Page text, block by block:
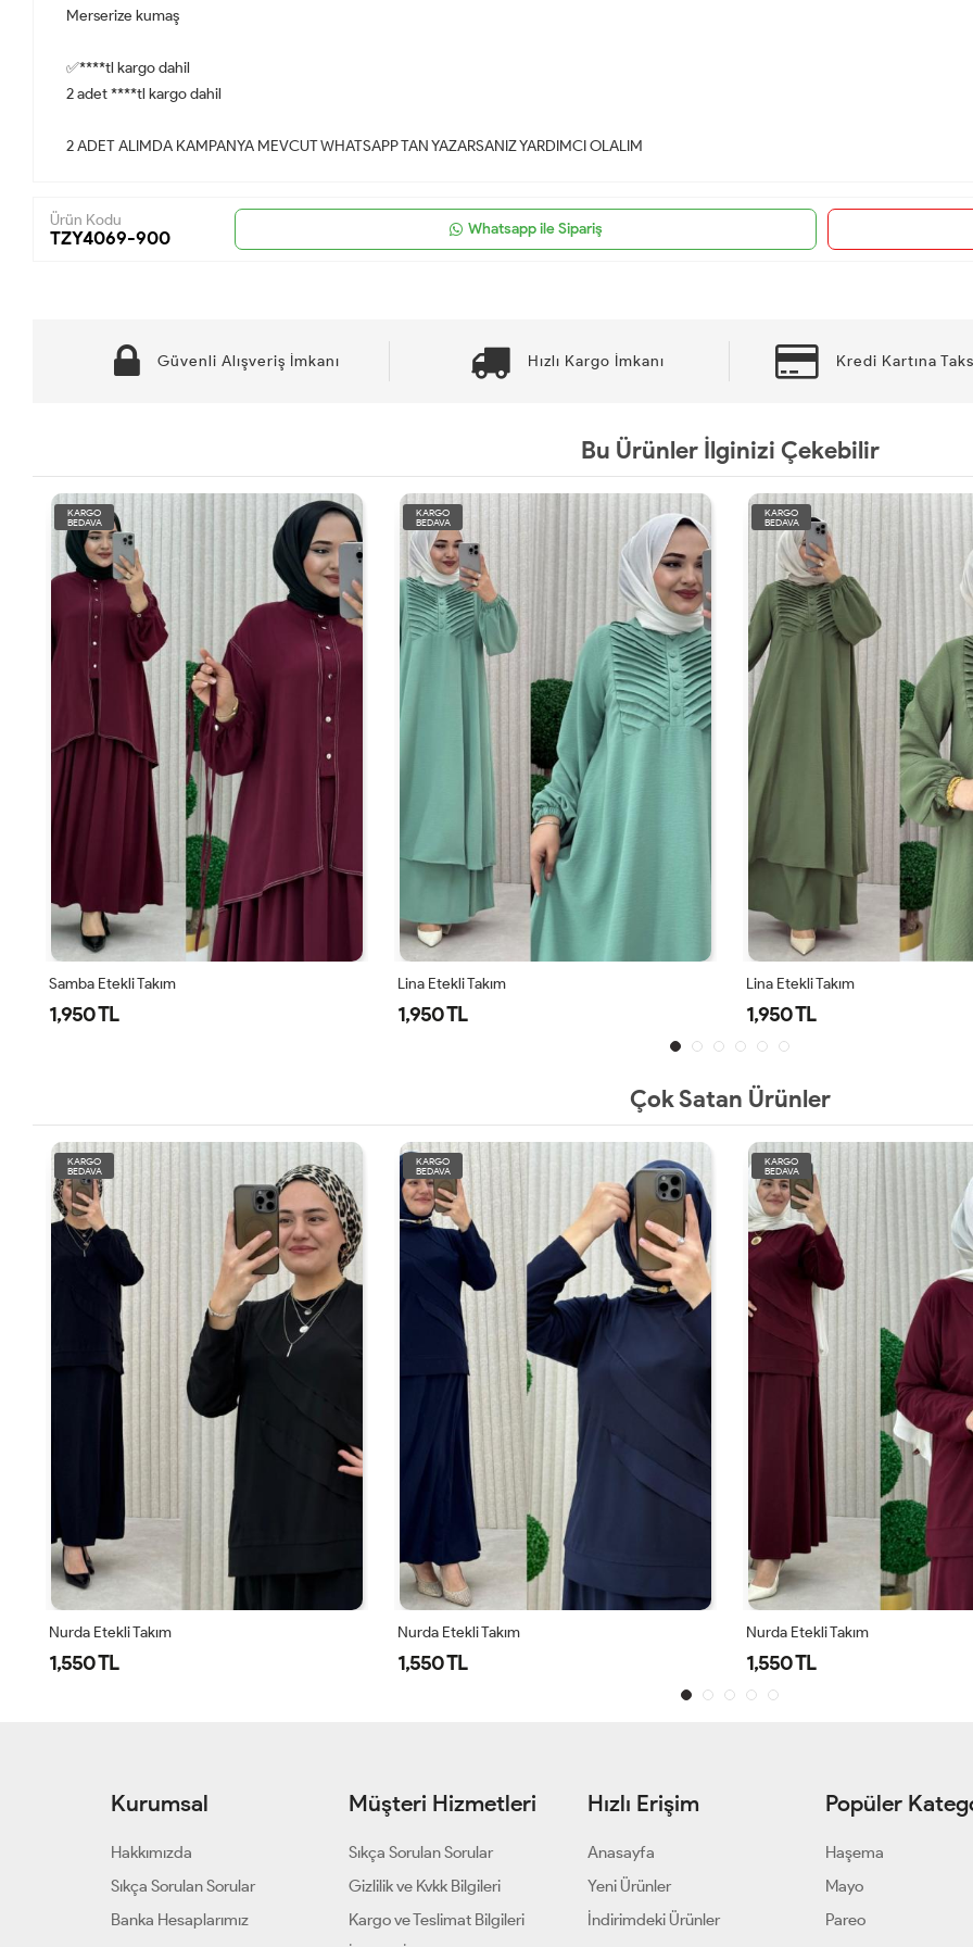
Merserize kumaş
✅****tl kargo dahil
2 adet ****tl kargo dahil
2 ADET ALIMDA KAMPANYA MEVCUT WHATSAPP TAN YAZARSANIZ YARDIMCI OLALIM
Ürün Kodu
TZY4069-900 Whatsapp ile Sipariş
Güvenli Alışveriş İmkanı Hızlı Kargo İmkanı Kredi Kartına
Bu Ürünler İlginizi Çekebilir
KARGO
BEDAVA
Samba Etekli Takım
1,950 TL
KARGO
BEDAVA
Lina Etekli Takım
1,950 TL
KARGO
BEDAVA
Lina Etekli Takım
1,950 TL
Çok Satan Ürünler
KARGO
BEDAVA
Nurda Etekli Takım
1,550 TL
KARGO
BEDAVA
Nurda Etekli Takım
1,550 TL
KARGO
BEDAVA
Nurda Etekli Takım
1,550 TL
Kurumsal
Hakkımızda
Sıkça Sorulan Sorular
Banka Hesaplarımız
Müşteri Hizmetleri
Sıkça Sorulan Sorular
Gizlilik ve Kvkk Bilgileri
Kargo ve Teslimat Bilgileri
Hızlı Erişim
Anasayfa
Yeni Ürünler
İndirimdeki Ürünler
Popüler
Haşema
Mayo
Pareo